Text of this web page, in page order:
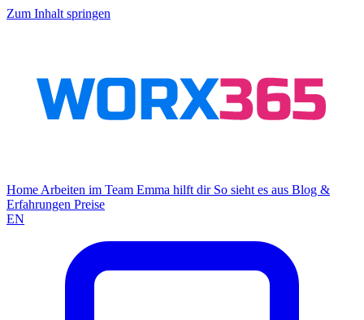
Zum Inhalt springen
Home Arbeiten im Team Emma hilft dir So sieht es aus Blog &
Erfahrungen Preise
EN